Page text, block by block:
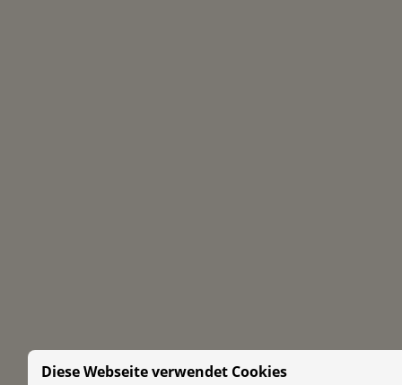
Diese Webseite verwendet Cookies